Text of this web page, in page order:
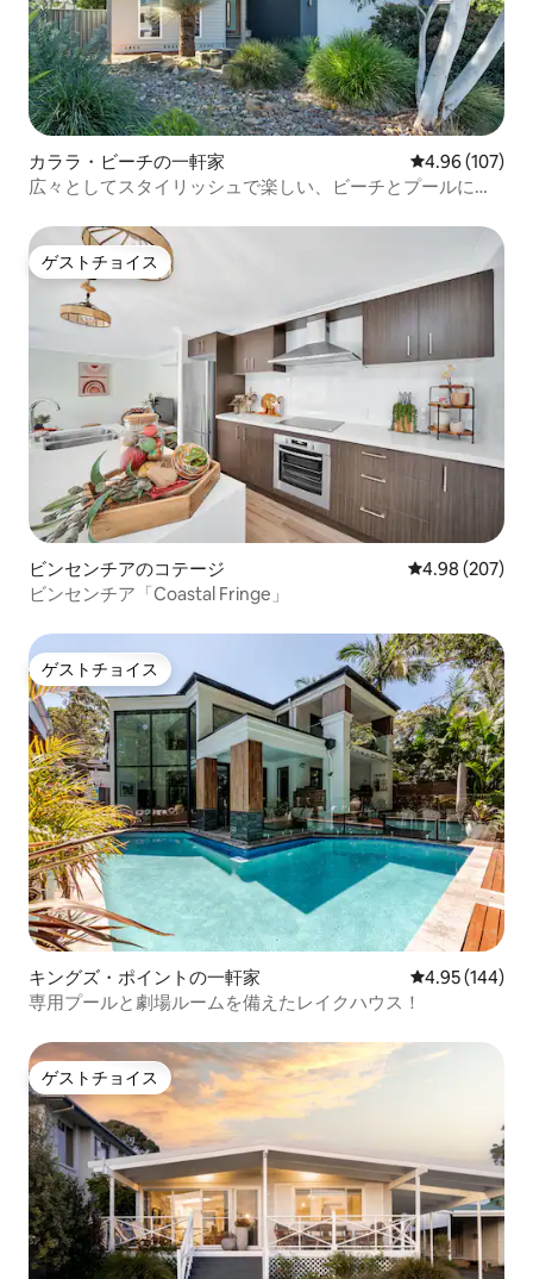
カララ・ビーチの一軒家 レビュー107
4.96 (107)
広々としてスタイリッシュで楽しい、ビーチとプールに近
ゲストチョイス
ゲストチョイス
ビンセンチアのコテージ レビュー207
4.98 (207)
ビンセンチア「Coastal Fringe」
ゲストチョイス
ゲストチョイス
キングズ・ポイントの一軒家 レビュー144
4.95 (144)
専用プールと劇場ルームを備えたレイクハウス！
ゲストチョイス
ゲストチョイス